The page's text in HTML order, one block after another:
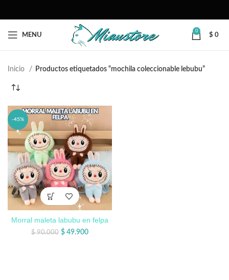
MENU
0
$ 0
Inicio Productos etiquetados “mochila coleccionable lebubu”
-45%
Morral maleta labubu en felpa
$90.000 $ 49.900